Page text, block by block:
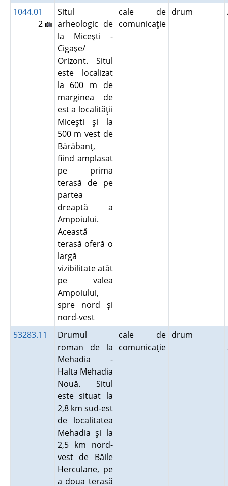
1044.01
2
Situl
arheologic de
la Miceşti -
Cigaşe/
Orizont. Situl
este localizat
la 600 m de
marginea de
est a localităţii
Miceşti şi la
500 m vest de
Bărăbanţ,
fiind amplasat
pe prima
terasă de pe
partea
dreaptă a
Ampoiului.
Această
terasă oferă o
largă
vizibilitate atât
pe valea
Ampoiului,
spre nord şi
nord-vest
cale de
comunicaţie
drum
53283.11
Drumul
roman de la
Mehadia -
Halta Mehadia
Nouă. Situl
este situat la
2,8 km sud-est
de localitatea
Mehadia şi la
2,5 km nord-
vest de Băile
Herculane, pe
a doua terasă
cale de
comunicaţie
drum